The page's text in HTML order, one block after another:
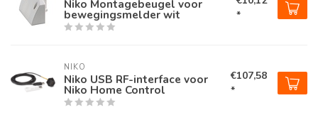
Niko Montagebeugel voor
bewegingsmelder wit
*
NIKO
Niko USB RF-interface voor
Niko Home Control
€107,58
*